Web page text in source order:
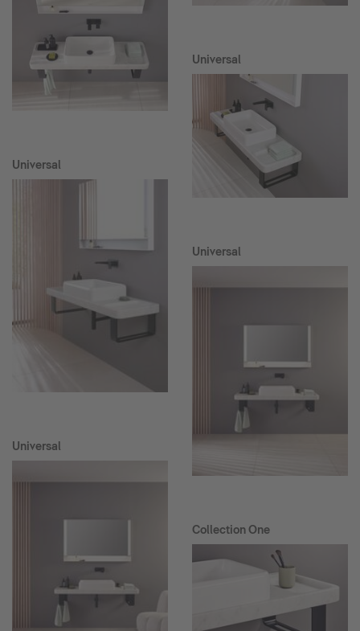
Universal
Universal
Universal
Universal
Collection One